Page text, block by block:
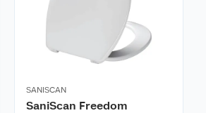
SANISCAN
SaniScan Freedom